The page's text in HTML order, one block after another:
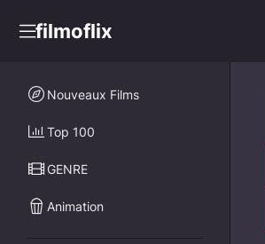
filmoflix
Nouveaux Films
Top 100
GENRE
Animation